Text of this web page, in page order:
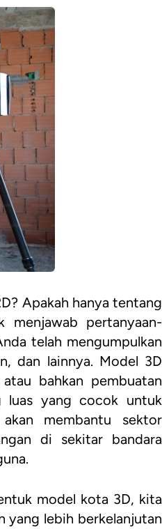
Apakah hanya tentang
pertanyaan-
telah mengumpulkan
dan lainnya. Model 3D
bahkan pembuatan
luas yang cocok untuk
membantu sektor
di sekitar bandara
model kota 3D, kita
yang lebih berkelanjutan